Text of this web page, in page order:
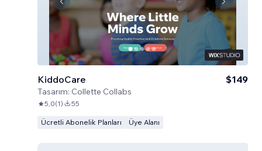
KiddoCare
Tasarım: Collette Collabs
$149
5,0(1) 55
Ücretli Abonelik Planları Üye Alanı